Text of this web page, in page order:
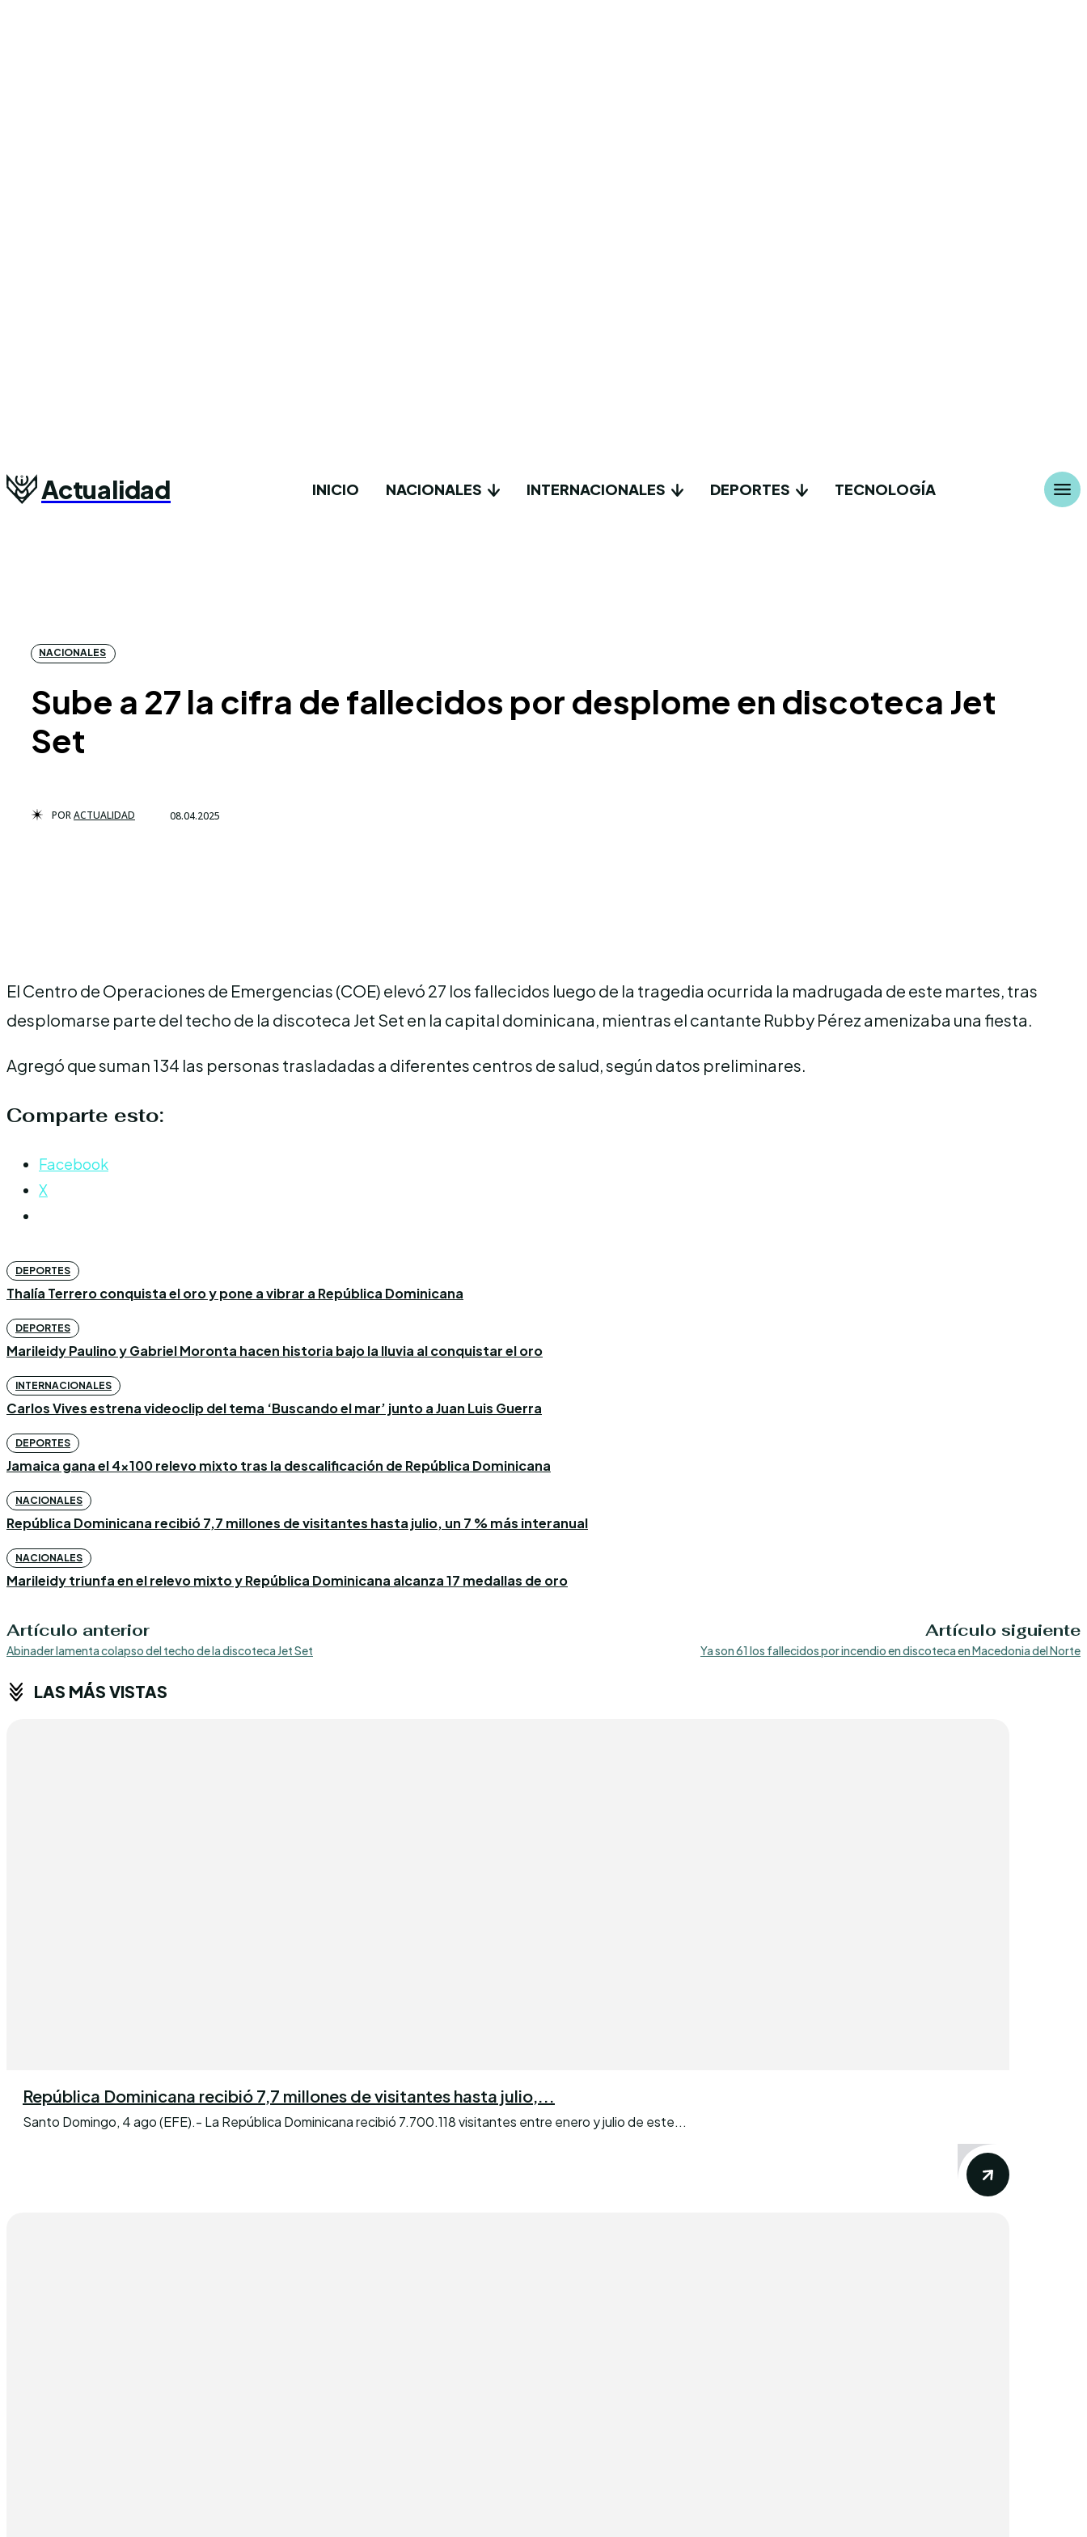
Actualidad INICIO NACIONALES INTERNACIONALES DEPORTES TECNOLOGÍA
NACIONALES
Sube a 27 la cifra de fallecidos por desplome en discoteca Jet
Set
PORACTUALIDAD 08.04.2025
El Centro de Operaciones de Emergencias (COE) elevó 27 los fallecidos luego de la tragedia ocurrida la madrugada de este martes, tras
desplomarse parte del techo de la discoteca Jet Set en la capital dominicana, mientras el cantante Rubby Pérez amenizaba una fiesta.
Agregó que suman 134 las personas trasladadas a diferentes centros de salud, según datos preliminares.
Comparte esto:
Facebook
X
DEPORTES
Thalía Terrero conquista el oro y pone a vibrar a República Dominicana
DEPORTES
Marileidy Paulino y Gabriel Moronta hacen historia bajo la lluvia al conquistar el oro
INTERNACIONALES
Carlos Vives estrena videoclip del tema ‘Buscando el mar’ junto a Juan Luis Guerra
DEPORTES
Jamaica gana el 4×100 relevo mixto tras la descalificación de República Dominicana
NACIONALES
República Dominicana recibió 7,7 millones de visitantes hasta julio, un 7 % más interanual
NACIONALES
Marileidy triunfa en el relevo mixto y República Dominicana alcanza 17 medallas de oro
Artículo anterior
Abinader lamenta colapso del techo de la discoteca Jet Set
Artículo siguiente
Ya son 61 los fallecidos por incendio en discoteca en Macedonia del Norte
LAS MÁS VISTAS
República Dominicana recibió 7,7 millones de visitantes hasta julio,...
Santo Domingo, 4 ago (EFE).- La República Dominicana recibió 7.700.118 visitantes entre enero y julio de este...